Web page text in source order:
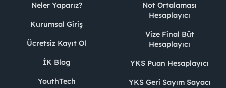
Neler Yaparız?
Kurumsal Giriş
Ücretsiz Kayıt Ol
İK Blog
YouthTech
Not Ortalaması
Hesaplayıcı
Vize Final Büt
Hesaplayıcı
YKS Puan Hesaplayıcı
YKS Geri Sayım Sayacı